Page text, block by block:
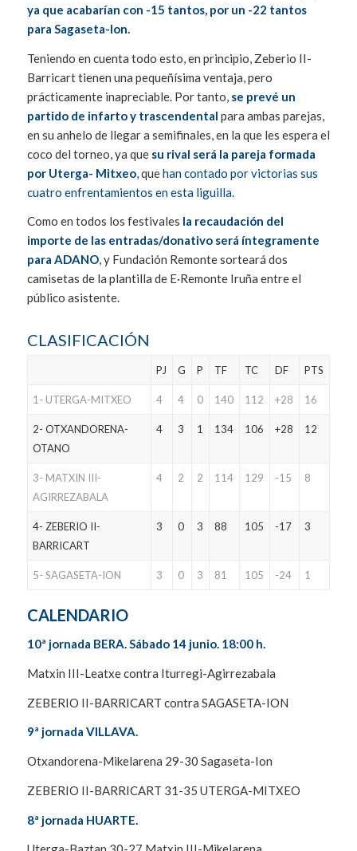
ya que acabarían con -15 tantos, por un -22 tantos
para Sagaseta-Ion.
Teniendo en cuenta todo esto, en principio, Zeberio II-
Barricart tienen una pequeñísima ventaja, pero
prácticamente inapreciable. Por tanto,se prevé un
partido de infarto y trascendental para ambas parejas,
en su anhelo de llegar a semifinales, en la que les espera el
coco del torneo, ya que su rival será la pareja formada
por Uterga- Mitxeo, quehan contado por victorias sus
cuatro enfrentamientos en esta liguilla.
Como en todos los festivales la recaudación del
importe de las entradas/donativo será íntegramente
para ADANO, y Fundación Remonte sorteará dos
camisetas de la plantilla de E·Remonte Iruña entre el
público asistente.
CLASIFICACIÓN
PJ G P TF TC DF PTS
1- UTERGA-MITXEO 4 4 0 140 112 +28 16
2- OTXANDORENA-
OTANO
4 3 1 134 106 +28 12
3- MATXIN III-
AGIRREZABALA
4 2 2 114 129 -15 8
4- ZEBERIO II-
BARRICART
3 0 3 88 105 -17 3
5- SAGASETA-ION 3 0 3 81 105 -24 1
CALENDARIO
10ª jornada BERA. Sábado 14 junio. 18:00 h.
Matxin III-Leatxe contra Iturregi-Agirrezabala
ZEBERIO II-BARRICART contra SAGASETA-ION
9ª jornada VILLAVA.
Otxandorena-Mikelarena 29-30 Sagaseta-Ion
ZEBERIO II-BARRICART 31-35 UTERGA-MITXEO
8ª jornada HUARTE.